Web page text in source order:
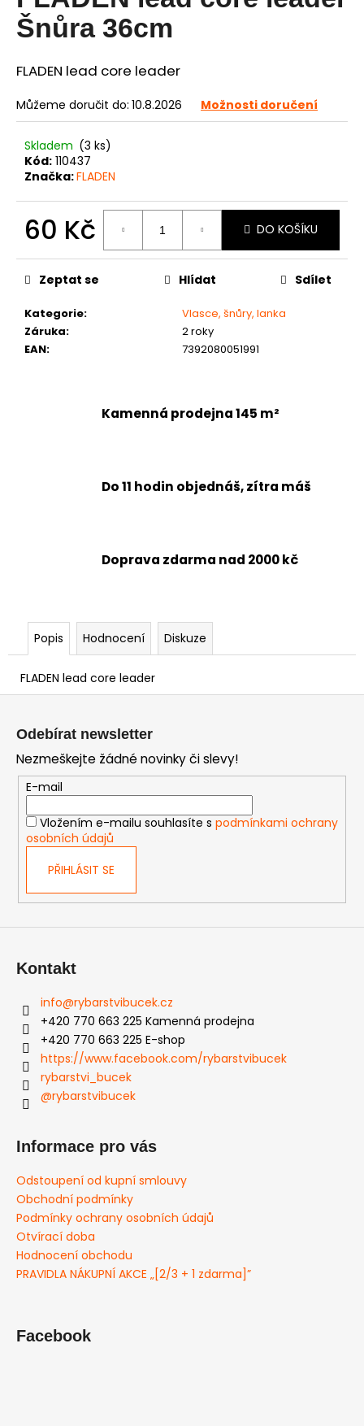
0,0
z
hvězdiček.
Šnůra 36cm
FLADEN lead core leader
Můžeme doručit do: 10.8.2026 Možnosti doručení
Skladem (3 ks)
Kód: 110437
Značka:FLADEN
60 Kč
cena:
DO KOŠÍKU
Kategorie:
Vlasce, šnůry, lanka
Záruka:
2 roky
EAN: 7392080051991
Zeptat se Hlídat Sdílet
Kamenná prodejna 145 m²
Do 11 hodin objednáš, zítra máš
Doprava zdarma nad 2000 kč
Popis Hodnocení Diskuze
FLADEN lead core leader
a
j
í
?
D
o
o
u
Odebírat newsletter
Nezmeškejte žádné novinky či slevy!
E-mail
Vložením e-mailu souhlasíte s podmínkami ochrany
osobních údajů
PŘIHLÁSIT SE
Kontakt
info@rybarstvibucek.cz
+420 770 663 225 Kamenná prodejna
+420 770 663 225 E-shop
https://www.facebook.com/rybarstvibucek
rybarstvi_bucek
@rybarstvibucek
Informace pro vás
Odstoupení od kupní smlouvy
Obchodní podmínky
Podmínky ochrany osobních údajů
Otvírací doba
Hodnocení obchodu
PRAVIDLA NÁKUPNÍ AKCE „[2/3 + 1 zdarma]”
Facebook